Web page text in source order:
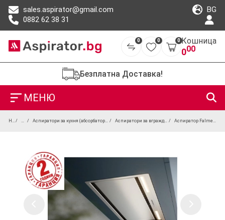
sales.aspirator@gmail.com
0882 62 38 31
BG
Безплатна Доставка!
0 0 0 Кошница
000
МЕНЮ
Начало ПродуктиАспиратори за кухня (абсорбатори) – вградени, телескопични и островни модели Аспиратори за вграждане (вградени абсорбатори за кухня) Аспиратор Falmec Gruppo Incasso Plus 50 Inox